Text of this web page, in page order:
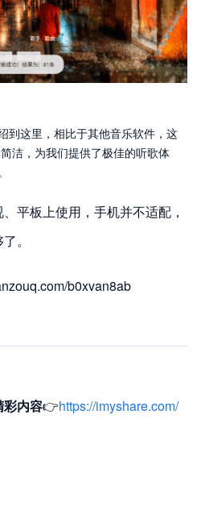
到这里，相比于其他音乐软件，这
洁，为我们提供了极佳的听歌体
平板上使用，手机并不适配，
。
b0xvan8ab
彩内容👉https://imyshare.com/